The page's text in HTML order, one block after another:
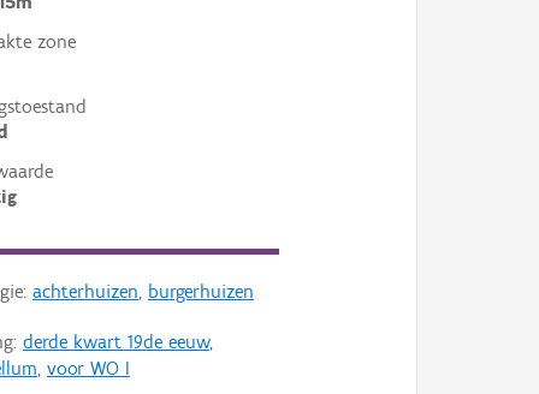
zone
achterhuizen, burgerhuizen
derde kwart 19de eeuw,
, voor WO I